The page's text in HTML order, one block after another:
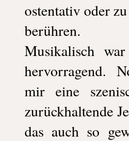
ostentativ oder
berühren.
Musikalisch
hervorragend.
mir eine
zurückhaltende
das auch so